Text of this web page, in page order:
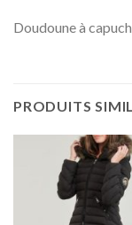
Doudoune à
PRODUITS